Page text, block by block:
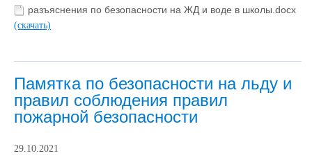
разъяснения по безопасности на ЖД и воде в школы.docx
(скачать)
Памятка по безопасности на льду и
правил соблюдения правил
пожарной безопасности
29.10.2021